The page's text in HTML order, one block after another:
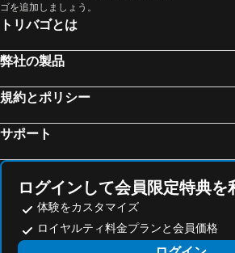
神戸ベイシェラトンホテル & タワーズ
ホテルリッツ甲子園
ホテルト
グリーンリッチホテル神戸三宮 人工温泉・二股湯の華
ホテル ロッジ舞洲
スマイルホテル 神戸元町
神戸ホテルジュラク（２０２１年４月オープン）
オリエン
神戸プラザホテル
神戸マリ
R&Bホテル神戸元町
レミントンホテル
ホテル甲
大阪城ホール
金山駅
奈良駅
天橋立温泉
岐阜駅
弁天町駅
白浜温泉
京橋駅
徳島駅
湯の山温
新神戸駅
心斎橋
湯郷温泉
ゴを追加しましょう。
トリバゴとは
弊社の製品
規約とポリシー
サポート
ログインして会員限定特典を
体験をカスタマイズ
ロイヤルティ料金プランと会員価格